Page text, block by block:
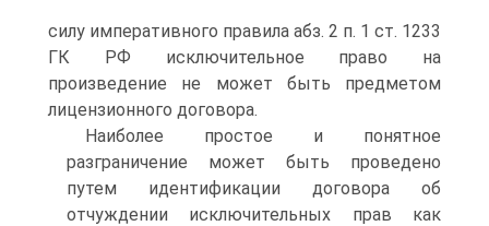
силу императивного правила абз. 2 п. 1 ст. 1233
ГК РФ исключительное право на
произведение не может быть предметом
лицензионного договора.
Наиболее простое и понятное
разграничение может быть проведено
путем идентификации договора об
отчуждении исключительных прав как